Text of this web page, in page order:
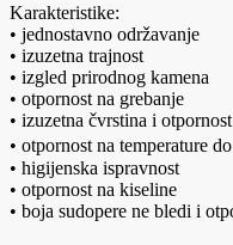
Karakteristike:
• jednostavno održavanje
• izuzetna trajnost
• izgled prirodnog kamena
• otpornost na grebanje
• izuzetna čvrstina i
• otpornost na temperature
• higijenska ispravnost
• otpornost na kiseline
• boja sudopere ne bledi i